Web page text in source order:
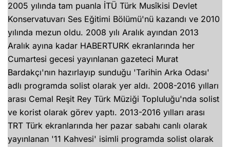
2005 yılında tam puanla İTÜ Türk Musîkisi Devlet
Konservatuvarı Ses Eğitimi Bölümü'nü kazandı ve 2010
yılında mezun oldu. 2008 yılı Aralık ayından 2013
Aralık ayına kadar HABERTURK ekranlarında her
Cumartesi gecesi yayınlanan gazeteci Murat
Bardakçı'nın hazırlayıp sunduğu 'Tarihin Arka Odası'
adlı programda solist olarak yer aldı. 2008-2016 yılları
arası Cemal Reşit Rey Türk Müziği Topluluğu'nda solist
ve korist olarak görev yaptı. 2013-2016 yılları arası
TRT Türk ekranlarında her pazar sabahı canlı olarak
yayınlanan '11 Kahvesi' isimli programda solist olarak